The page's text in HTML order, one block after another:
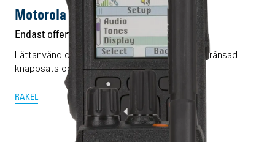
Motorola MTP3500 RAKEL
Endast offert
Lättanvänd och pålitlig Rakelterminal med begränsad
knappsats och display.
RAKEL